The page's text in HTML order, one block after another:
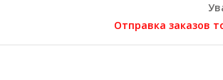
Отправка заказов